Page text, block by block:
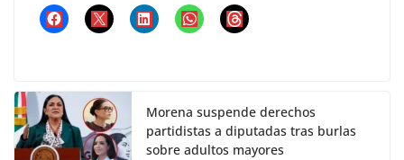
Morena suspende derechos
partidistas a diputadas tras burlas
sobre adultos mayores